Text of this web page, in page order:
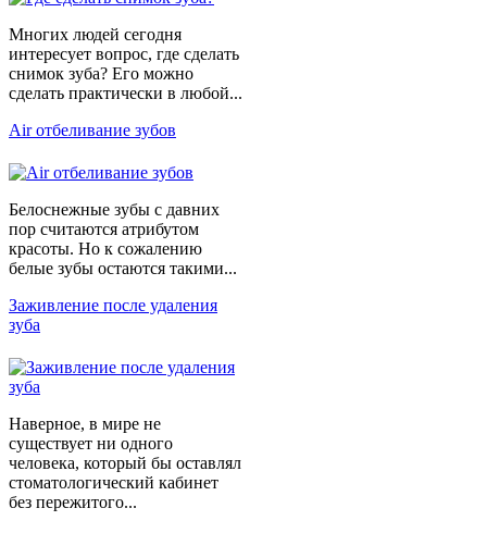
Многих людей сегодня
интересует вопрос, где сделать
снимок зуба? Его можно
сделать практически в любой...
Air отбеливание зубов
Белоснежные зубы с давних
пор считаются атрибутом
красоты. Но к сожалению
белые зубы остаются такими...
Заживление после удаления
зуба
Наверное, в мире не
существует ни одного
человека, который бы оставлял
стоматологический кабинет
без пережитого...